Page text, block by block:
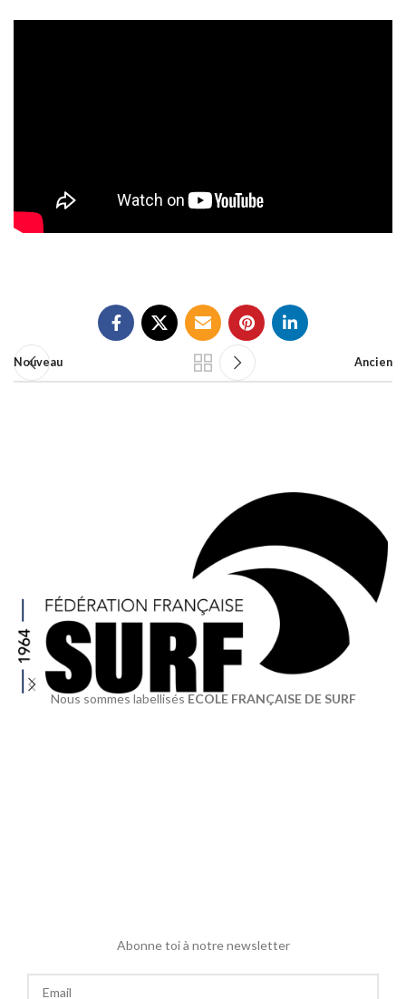
Nouveau Ancien
Nous sommes labellisés ECOLE FRANÇAISE DE SURF
Abonne toi à notre newsletter